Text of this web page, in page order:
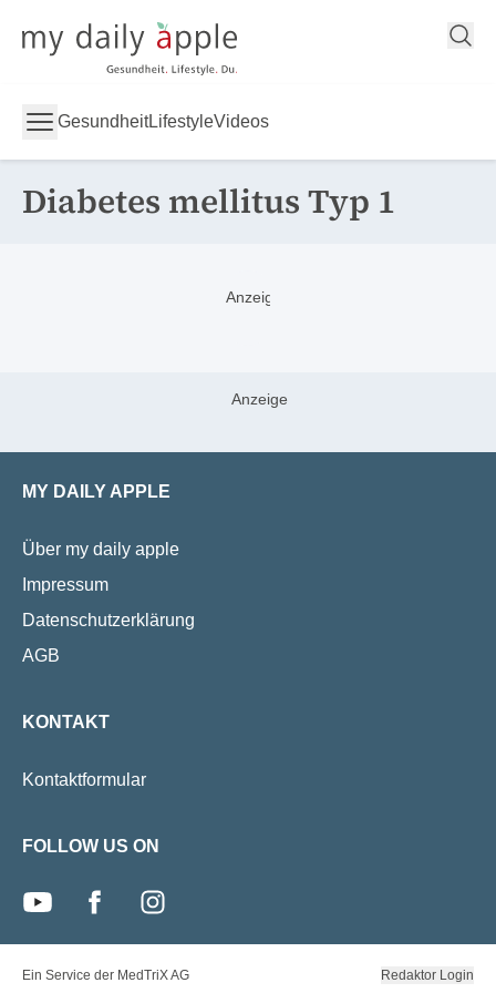
My Daily Apple
GesundheitLifestyleVideos
Diabetes mellitus Typ 1
MY DAILY APPLE
Über my daily apple
Impressum
Datenschutzerklärung
AGB
KONTAKT
Kontaktformular
FOLLOW US ON
youtube facebookinstagram
Ein Service der MedTriX AG Redaktor Login